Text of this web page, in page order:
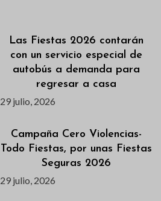
Las Fiestas 2026 contarán
con un servicio especial de
autobús a demanda para
regresar a casa
29 julio, 2026
Campaña Cero Violencias-
Todo Fiestas, por unas Fiestas
Seguras 2026
29 julio, 2026